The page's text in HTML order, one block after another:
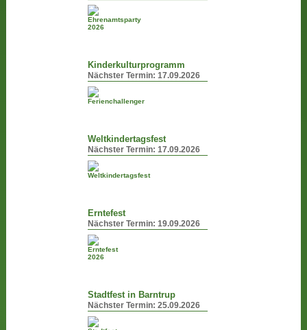
Kinderkulturprogramm
Nächster Termin:17.09.2026
Weltkindertagsfest
Nächster Termin:17.09.2026
Erntefest
Nächster Termin:19.09.2026
Stadtfest in Barntrup
Nächster Termin:25.09.2026